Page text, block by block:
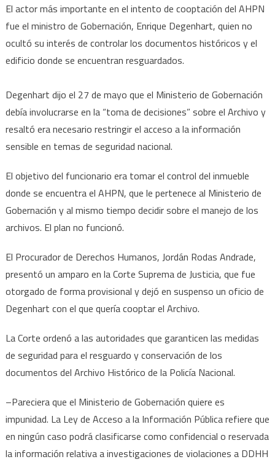
El actor más importante en el intento de cooptación del AHPN
fue el ministro de Gobernación, Enrique Degenhart, quien no
ocultó su interés de controlar los documentos históricos y el
edificio donde se encuentran resguardados.
Degenhart dijo el 27 de mayo que el Ministerio de Gobernación
debía involucrarse en la “toma de decisiones” sobre el Archivo y
resaltó era necesario restringir el acceso a la información
sensible en temas de seguridad nacional.
El objetivo del funcionario era tomar el control del inmueble
donde se encuentra el AHPN, que le pertenece al Ministerio de
Gobernación y al mismo tiempo decidir sobre el manejo de los
archivos. El plan no funcionó.
El Procurador de Derechos Humanos, Jordán Rodas Andrade,
presentó un amparo en la Corte Suprema de Justicia, que fue
otorgado de forma provisional y dejó en suspenso un oficio de
Degenhart con el que quería cooptar el Archivo.
La Corte ordenó a las autoridades que garanticen las medidas
de seguridad para el resguardo y conservación de los
documentos del Archivo Histórico de la Policía Nacional.
–Pareciera que el Ministerio de Gobernación quiere es
impunidad. La Ley de Acceso a la Información Pública refiere que
en ningún caso podrá clasificarse como confidencial o reservada
la información relativa a investigaciones de violaciones a DDHH